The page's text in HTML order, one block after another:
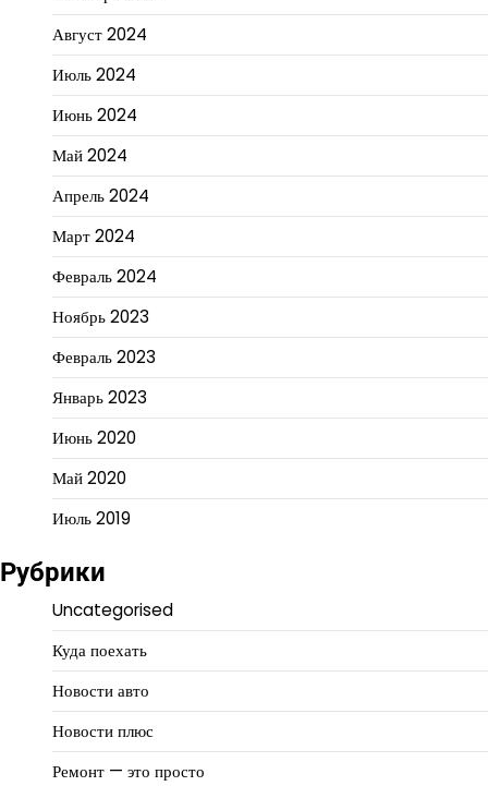
Август 2024
Июль 2024
Июнь 2024
Май 2024
Апрель 2024
Март 2024
Февраль 2024
Ноябрь 2023
Февраль 2023
Январь 2023
Июнь 2020
Май 2020
Июль 2019
Рубрики
Uncategorised
Куда поехать
Новости авто
Новости плюс
Ремонт — это просто